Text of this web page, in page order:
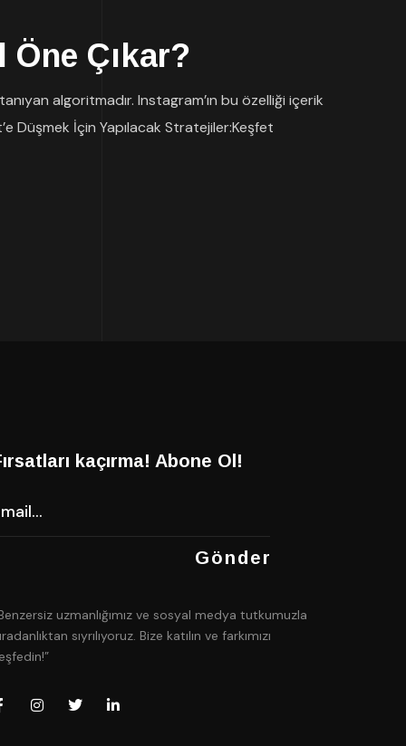
Çıkar?
algoritmadır. Instagram’ın bu özelliği içerik
Düşmek İçin Yapılacak Stratejiler:Keşfet
kaçırma! Abone Ol!
uzmanlığımız ve sosyal medya tutkumuzla
sıyrılıyoruz. Bize katılın ve farkımızı